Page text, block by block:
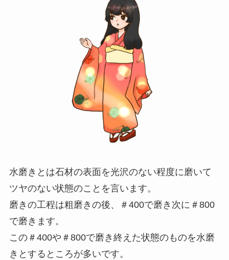
水磨きとは石材の表面を光沢のない程度に磨いて
ツヤのない状態のことを言います。
磨きの工程は粗磨きの後、＃400で磨き次に＃800
で磨きます。
この＃400や＃800で磨き終えた状態のものを水磨
きとするところが多いです。